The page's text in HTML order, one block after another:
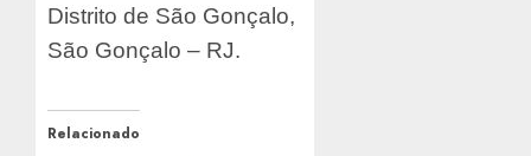
Distrito de São Gonçalo,
São Gonçalo – RJ.
Relacionado